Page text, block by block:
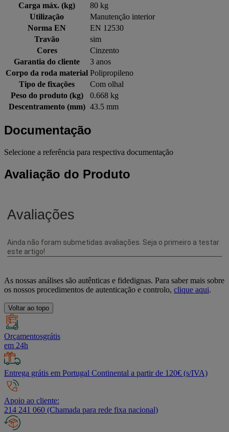
Carga máx. (kg)
80 kg
Utilização
Manutenção interior
Norma EN
EN 12530
Travão
sim
Cores
Cinzento
Garantia do cliente
3 anos
Corpo da roda material Polipropileno
Tipo de fixações
Com olhal
Peso do produto (kg)
0.668 kg
Descentramento (mm) 43.5 mm
Documentação
Selecione a referência para respectiva documentação
Avaliação do Produto
As nossas análises são autênticas e fidedignas. Para saber mais sobre
os nossos procedimentos de autenticação e controlo, clique aqui.
Voltar ao topo
Orçamentosgrátis
em 24h
Entrega grátis em Portugal Continental a partir de 120€ (s/IVA)
Apoio ao cliente:
214 241 060 (Chamada para rede fixa nacional)